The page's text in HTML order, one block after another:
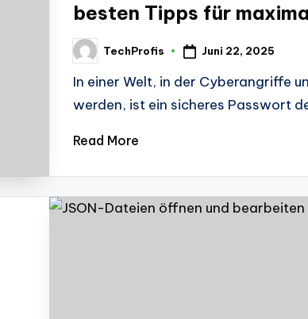
besten Tipps für
Posted
by
TechProfis Juni 22, 2025
In einer Welt, in der Cyberangriffe
werden, ist ein sicheres Passwort
Read More